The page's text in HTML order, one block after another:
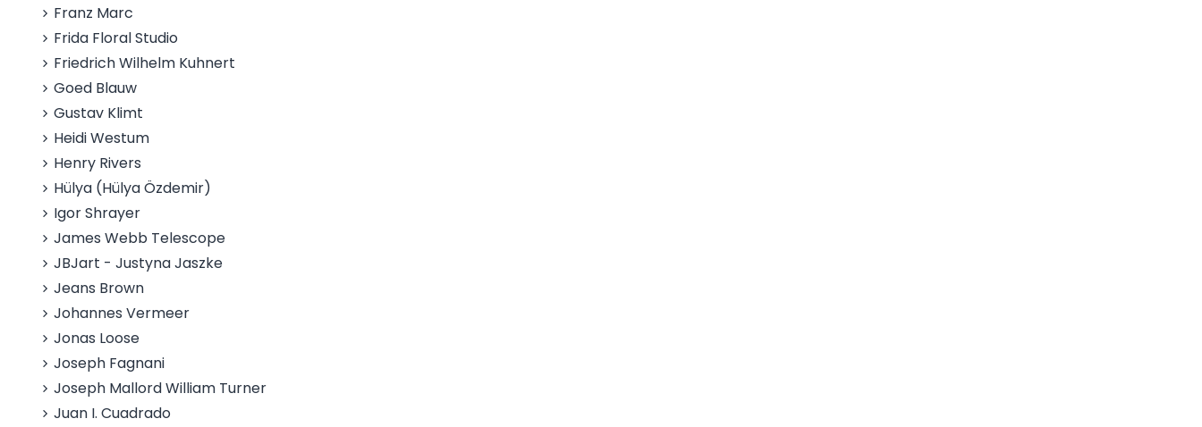
Franz Marc
Frida Floral Studio
Friedrich Wilhelm Kuhnert
Goed Blauw
Gustav Klimt
Heidi Westum
Henry Rivers
Hülya (Hülya Özdemir)
Igor Shrayer
James Webb Telescope
JBJart - Justyna Jaszke
Jeans Brown
Johannes Vermeer
Jonas Loose
Joseph Fagnani
Joseph Mallord William Turner
Juan I. Cuadrado